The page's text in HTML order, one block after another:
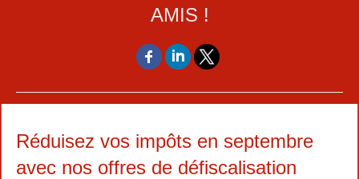
AMIS !
Réduisez vos impôts en septembre
avec nos offres de défiscalisation